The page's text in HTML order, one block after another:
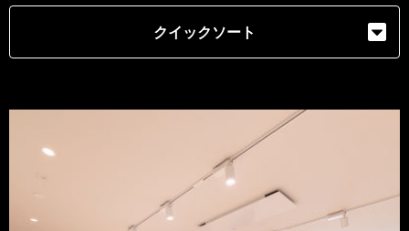
クイックソート